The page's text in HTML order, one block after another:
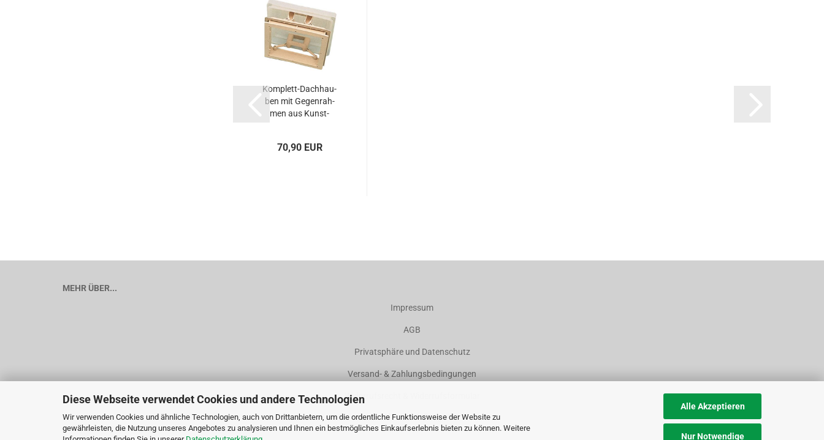
Diese Webseite verwendet Cookies und andere Technologien
Wir verwenden Cookies und ähnliche Technologien, auch von Drittanbietern, um die ordentliche Funktionsweise der Website zu
gewährleisten, die Nutzung unseres Angebotes zu analysieren und Ihnen ein bestmögliches Einkaufserlebnis bieten zu können. Weitere
Alle Akzeptieren
Nur Notwendige
Komplett-​​Dach­hau­
ben mit Ge­gen­rah­
men aus Kunst­
70,90 EUR
MEHR ÜBER...
Impressum
AGB
Privatsphäre und Datenschutz
Versand- & Zahlungsbedingungen
Widerrufsrecht & Widerrufsformular
Cookie Einstellungen